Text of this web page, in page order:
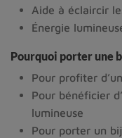
Aide à éclaircir
Énergie
Pourquoi porter une
Pour profiter
Pour bénéficier
lumineuse
Pour porter un